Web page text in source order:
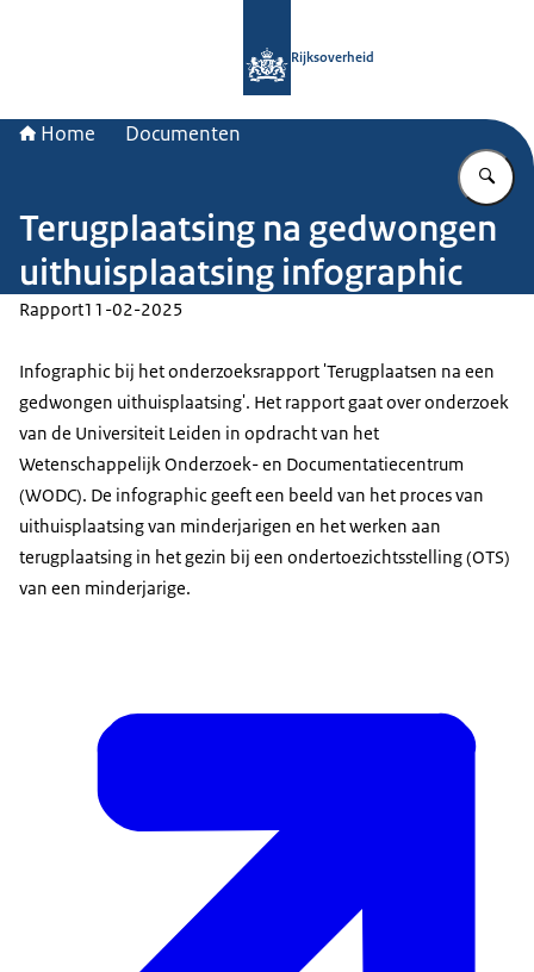
Rijksoverheid
Home Documenten
Terugplaatsing na gedwongen
uithuisplaatsing infographic
Rapport11-02-2025
Infographic bij het onderzoeksrapport 'Terugplaatsen na een
gedwongen uithuisplaatsing'. Het rapport gaat over onderzoek
van de Universiteit Leiden in opdracht van het
Wetenschappelijk Onderzoek- en Documentatiecentrum
(WODC). De infographic geeft een beeld van het proces van
uithuisplaatsing van minderjarigen en het werken aan
terugplaatsing in het gezin bij een ondertoezichtsstelling (OTS)
van een minderjarige.